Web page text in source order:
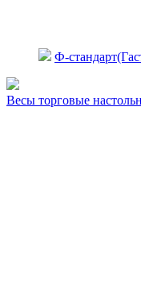
Ф-
Весы торговые